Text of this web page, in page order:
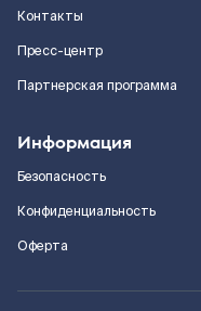
Контакты
Пресс-центр
Партнерская программа
Информация
Безопасность
Конфиденциальность
Оферта